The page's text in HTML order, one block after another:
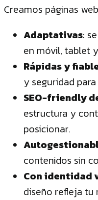
Creamos páginas
Adaptativas:
en móvil, tablet
Rápidas y
y seguridad
SEO-friendly
estructura y
posicionar.
contenidos sin
Con identidad
diseño refleja tu